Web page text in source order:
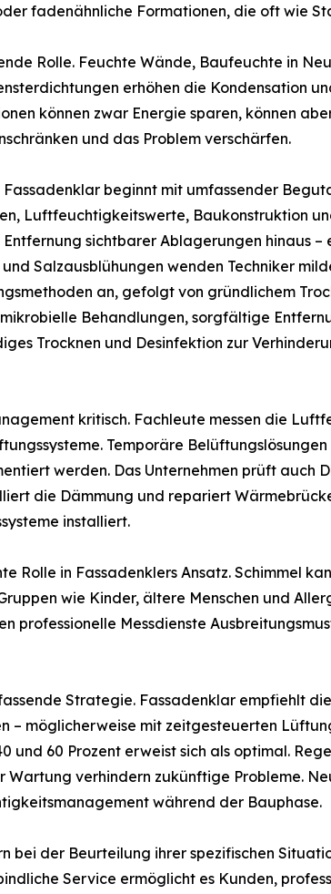
fadenähnliche Formationen, die oft wie
Rolle. Feuchte Wände, Baufeuchte in
erhöhen die Kondensation
können zwar Energie sparen, können
und das Problem verschärfen.
Fassadenklar beginnt mit umfassender
Luftfeuchtigkeitswerte, Baukonstruktion
sichtbarer Ablagerungen hinaus –
Salzausblühungen wenden Techniker
an, gefolgt von gründlichem
Behandlungen, sorgfältige
Trocknen und Desinfektion zur
kritisch. Fachleute messen die
Temporäre
werden. Das Unternehmen prüft auch
die Dämmung und repariert
installiert.
Rolle in Fassadenklers Ansatz. Schimmel
wie Kinder, ältere Menschen und
professionelle Messdienste
Strategie. Fassadenklar empfiehlt
– möglicherweise mit zeitgesteuerten
und 60 Prozent erweist sich als optimal.
Wartung verhindern zukünftige Probleme.
während der Bauphase.
bei der Beurteilung ihrer spezifischen
Service ermöglicht es Kunden,